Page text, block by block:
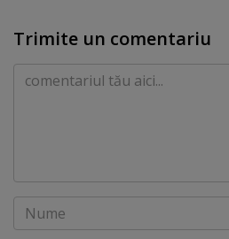
Trimite un comentariu
Comentariu
Nume